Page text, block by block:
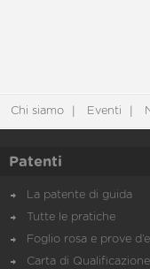
Chi siamo Eventi
Patenti
La patente di guida
Tutte le pratiche
Foglio rosa e prove
Carta di Qualificazione